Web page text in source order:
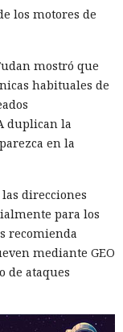
los motores de
mostró que
habituales de
duplican la
en la
direcciones
para los
recomienda
mediante GEO
de ataques